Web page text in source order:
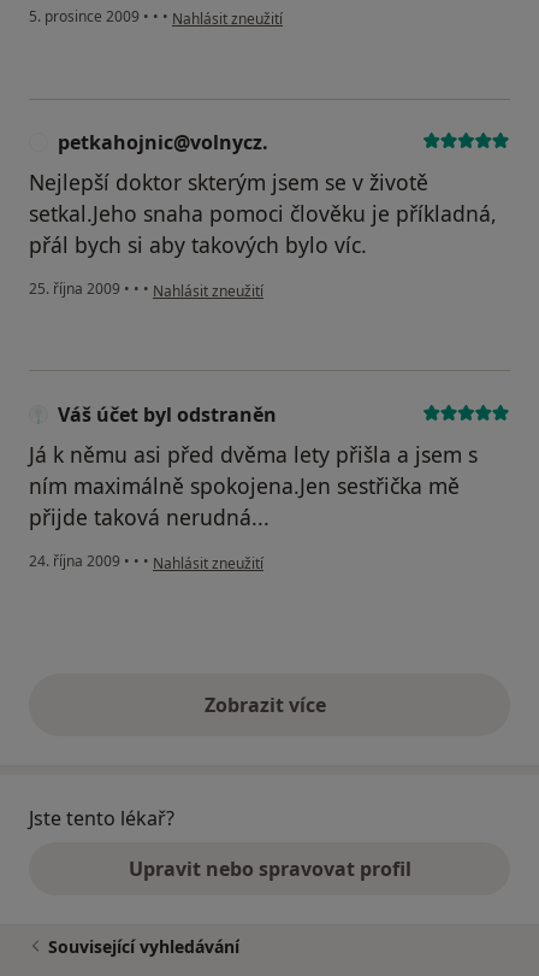
5. prosince 2009 • • • podle názoru uživatele Pacient
Nahlásit zneužití
petkahojnic@volnycz.
Nejlepší doktor skterým jsem se v životě
setkal.Jeho snaha pomoci člověku je příkladná,
přál bych si aby takových bylo víc.
25. října 2009 • • • podle názoru uživatele petkahojnic@volnycz.
Nahlásit zneužití
Váš účet byl odstraněn
Já k němu asi před dvěma lety přišla a jsem s
ním maximálně spokojena.Jen sestřička mě
přijde taková nerudná...
24. října 2009 • • • podle názoru uživatele Váš účet byl odstraněn
Nahlásit zneužití
Zobrazit vícevýše uvedené názory
Jste tento lékař?
Upravit nebo spravovat profil
Související vyhledávání